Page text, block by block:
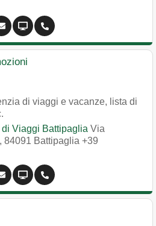
di viaggi e vacanze, lista di
Viaggi Battipaglia Via
, 84091 Battipaglia +39